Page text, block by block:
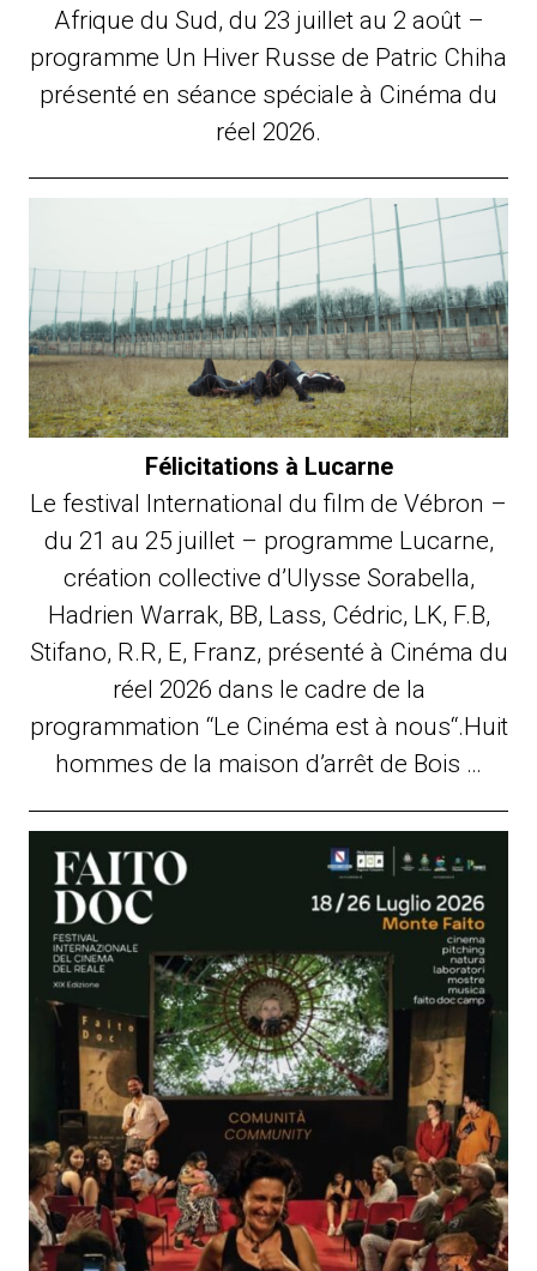
Afrique du Sud, du 23 juillet au 2 août –
programme Un Hiver Russe de Patric Chiha
présenté en séance spéciale à Cinéma du
réel 2026.
Félicitations à Lucarne
Le festival International du film de Vébron –
du 21 au 25 juillet – programme Lucarne,
création collective d’Ulysse Sorabella,
Hadrien Warrak, BB, Lass, Cédric, LK, F.B,
Stifano, R.R, E, Franz, présenté à Cinéma du
réel 2026 dans le cadre de la
programmation “Le Cinéma est à nous“.Huit
hommes de la maison d’arrêt de Bois …